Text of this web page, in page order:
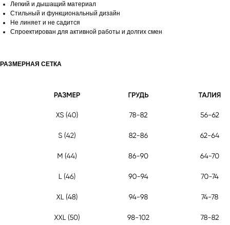
Легкий и дышащий материал
Стильный и функциональный дизайн
Не линяет и не садится
Спроектирован для активной работы и долгих смен
РАЗМЕРНАЯ СЕТКА